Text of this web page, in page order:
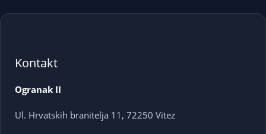
Kontakt
Ogranak II
Ul. Hrvatskih branitelja 11, 72250 Vitez